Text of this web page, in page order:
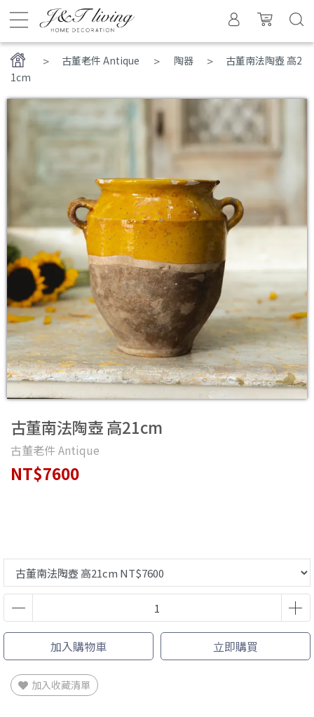
古董老件 Antique > 陶器
古董南法陶壺 高2
1cm
古董南法陶壺 高21cm
古董老件 Antique
NT$7600
加入購物車 立即購買
加入收藏清單